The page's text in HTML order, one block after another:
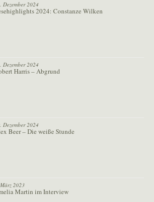
Dezember 2024
2024: Constanze Wilken
Dezember 2024
Harris – Abgrund
Dezember 2024
Beer – Die weiße Stunde
2023
Martin im Interview